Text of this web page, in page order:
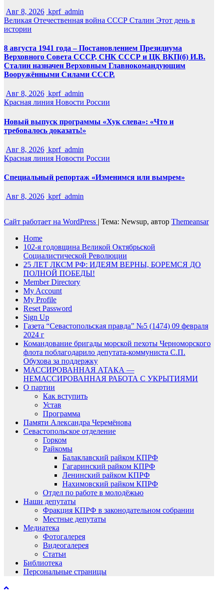
Авг 8, 2026 kprf_admin
Великая Отечественная война СССР Сталин Этот день в
истории
8 августа 1941 года – Постановлением Президиума
Верховного Совета СССР, СНК СССР и ЦК ВКП(б) И.В.
Сталин назначен Верховным Главнокомандующим
Вооружёнными Силами СССР.
Авг 8, 2026 kprf_admin
Красная линия Новости России
Новый выпуск программы «Хук слева»: «Что и
требовалось доказать!»
Авг 8, 2026 kprf_admin
Красная линия Новости России
Специальный репортаж «Изменимся или вымрем»
Авг 8, 2026 kprf_admin
Сайт работает на WordPress | Тема: Newsup, автор Themeansar
Home
102-я годовщина Великой Октябрьской
Социалистической Революции
25 ЛЕТ ЛКСМ РФ: ИДЕЯМ ВЕРНЫ, БОРЕМСЯ ДО
ПОЛНОЙ ПОБЕДЫ!
Member Directory
My Account
My Profile
Reset Password
Sign Up
Газета “Севастопольская правда” №5 (1474) 09 февраля
2024 г
Командование бригады морской пехоты Черноморского
флота поблагодарило депутата-коммуниста С.П.
Обухова за поддержку
МАССИРОВАННАЯ АТАКА —
НЕМАССИРОВАННАЯ РАБОТА С УКРЫТИЯМИ
О партии
Как вступить
Устав
Программа
Памяти Александра Черемёнова
Севастопольское отделение
Горком
Райкомы
Балаклавский райком КПРФ
Гагаринский райком КПРФ
Ленинский райком КПРФ
Нахимовский райком КПРФ
Отдел по работе в молодёжью
Наши депутаты
Фракция КПРФ в законодательном собрании
Местные депутаты
Медиатека
Фотогалерея
Видеогалерея
Статьи
Библиотека
Персональные страницы